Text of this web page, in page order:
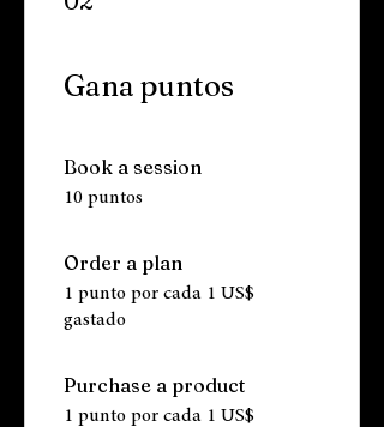
Gana puntos
Book a session
10 puntos
Order a plan
1 punto por cada 1 US$
gastado
Purchase a product
1 punto por cada 1 US$